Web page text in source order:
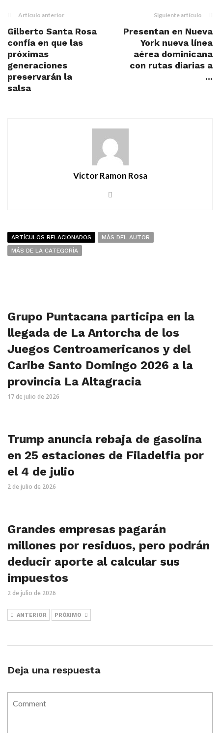
Artículo anterior
Gilberto Santa Rosa
confía en que las
próximas
generaciones
preservarán la
salsa
Siguiente artículo
Presentan en Nueva
York nueva línea
aérea dominicana
con rutas diarias a
...
Victor Ramon Rosa
ARTÍCULOS RELACIONADOS
MÁS DEL AUTOR
MÁS DE LA CATEGORÍA
Grupo Puntacana participa en la
llegada de La Antorcha de los
Juegos Centroamericanos y del
Caribe Santo Domingo 2026 a la
provincia La Altagracia
17 de julio de 2026
Trump anuncia rebaja de gasolina
en 25 estaciones de Filadelfia por
el 4 de julio
2 de julio de 2026
Grandes empresas pagarán
millones por residuos, pero podrán
deducir aporte al calcular sus
impuestos
2 de julio de 2026
ANTERIOR PRÓXIMO
Deja una respuesta